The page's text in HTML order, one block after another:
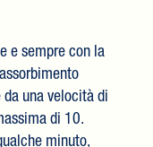
e sempre con la
da una velocità di
di 10.
minuto,